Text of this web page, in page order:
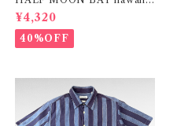
n design rayon shirt
¥4,320
40%OFF